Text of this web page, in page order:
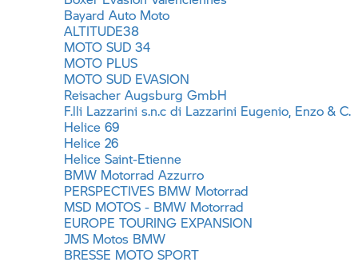
Bayard Auto Moto
ALTITUDE38
MOTO SUD 34
MOTO PLUS
MOTO SUD EVASION
Reisacher Augsburg GmbH
F.lli Lazzarini s.n.c di Lazzarini Eugenio, Enzo & C.
Helice 69
Helice 26
Helice Saint-Etienne
BMW Motorrad Azzurro
PERSPECTIVES BMW Motorrad
MSD MOTOS - BMW Motorrad
EUROPE TOURING EXPANSION
JMS Motos BMW
BRESSE MOTO SPORT